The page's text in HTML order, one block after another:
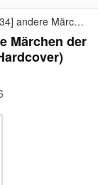
Der fliegende Löwe und [34] andere Märchen der Nama - nach alten...
Märchen der